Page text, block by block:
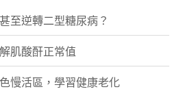
至逆轉二型糖尿病？
肌酸酐正常值
慢活區，學習健康老化